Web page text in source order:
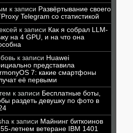
к записи Развёртывание своего
Telegram со статистикой
к записи Как я собрал LLM-
на 4 GPU, и на что она
к записи Huawei
представила
7: какие смартфоны
её первыми
к записи Бесплатные боты,
раздеть девушку по фото в
к записи Майнинг биткоинов
летнем ветеране IBM 1401